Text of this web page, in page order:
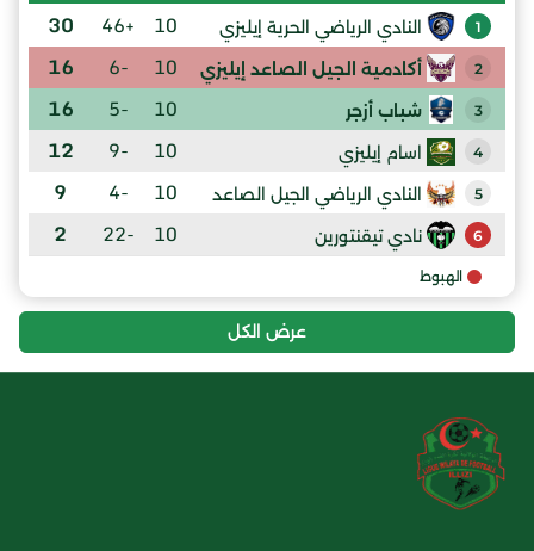
1 النادي الرياضي الحرية إيليزي 10
+46
30
2 أكادمية الجيل الصاعد إيليزي 10
-6
16
3 شباب أزجر 10
-5
16
4 اسام إيليزي 10
-9
12
5 النادي الرياضي الجيل الصاعد 10
-4
9
6 نادي تيقنتورين 10
-22
2
الهبوط
عرض الكل